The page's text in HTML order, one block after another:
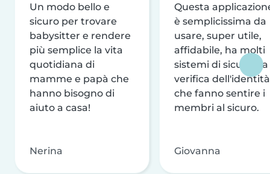
Un modo bello e
sicuro per trovare
babysitter e rendere
più semplice la vita
quotidiana di
mamme e papà che
hanno bisogno di
aiuto a casa!
Nerina
Questa
è semplicissima da
usare, super utile,
affidabile, ha molti
sistemi di sicurezza
verifica dell'identità
che fanno sentire i
membri al sicuro.
Giovanna